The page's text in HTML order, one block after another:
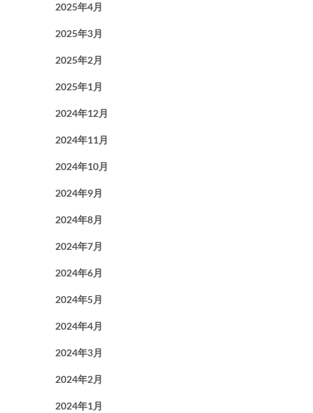
2025年4月
2025年3月
2025年2月
2025年1月
2024年12月
2024年11月
2024年10月
2024年9月
2024年8月
2024年7月
2024年6月
2024年5月
2024年4月
2024年3月
2024年2月
2024年1月